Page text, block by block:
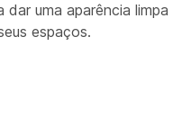
uma aparência limpa
espaços.